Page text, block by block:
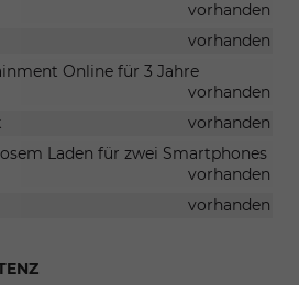
vorhanden
vorhanden
Online für 3 Jahre
vorhanden
vorhanden
Laden für zwei Smartphones
vorhanden
vorhanden